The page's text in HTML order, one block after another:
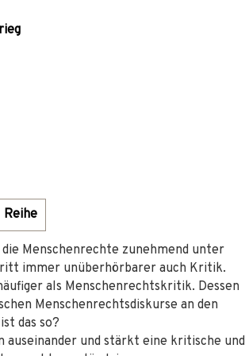
Reihe
Menschenrechte zunehmend unter
immer unüberhörbarer auch Kritik.
als Menschenrechtskritik. Dessen
Menschenrechtsdiskurse an den
das so?
und stärkt eine kritische und